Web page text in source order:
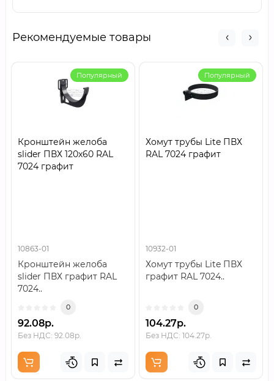
Рекомендуемые товары
Популярный
Кронштейн желоба
slider ПВХ 120х60 RAL
7024 графит
10863-01
Кронштейн желоба
slider ПВХ графит RAL
7024..
0
92.08р.
Без НДС: 92.08р.
Популярный
Хомут трубы Lite ПВХ
RAL 7024 графит
10932-01
Хомут трубы Lite ПВХ
графит RAL 7024..
0
104.27р.
Без НДС: 104.27р.